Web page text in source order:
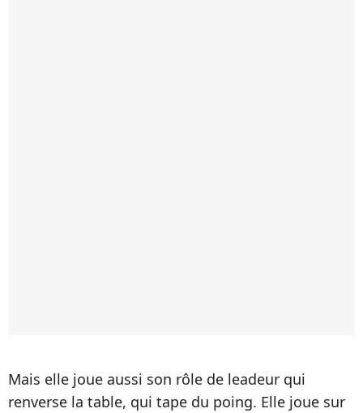
Mais elle joue aussi son rôle de leadeur qui
renverse la table, qui tape du poing. Elle joue sur